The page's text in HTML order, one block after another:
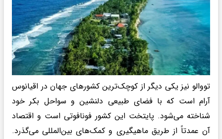
تووالو نیز یکی دیگر از کوچک‌ترین کشورهای جهان در اقیانوس
آرام است که با فضای طبیعی دلنشین و سواحل بکر خود
شناخته می‌شود. پایتخت این کشور فونافوتی است و اقتصاد
آن عمدتاً از طریق ماهیگیری و کمک‌های بین‌المللی می‌گذرد.